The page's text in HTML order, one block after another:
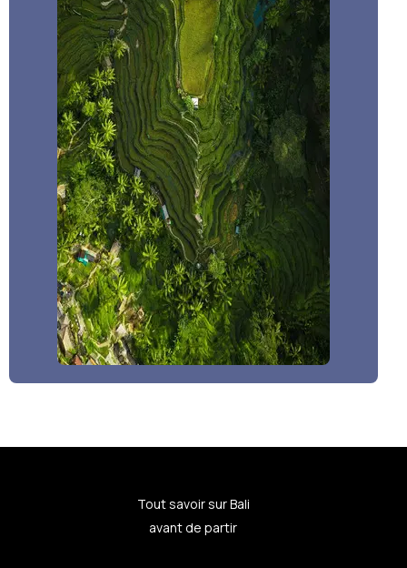
Tout savoir sur Bali
avant de partir